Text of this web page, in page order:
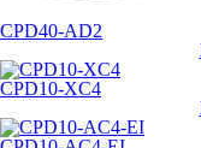
CPD40-AD2
CPD10-XC4